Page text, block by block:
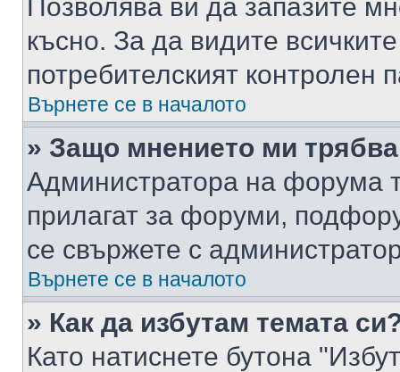
Позволява ви да запазите
късно. За да видите
потребителският контролен
Върнете се в началото
» Защо мнението ми
Администратора на форума
прилагат за форуми,
се свържете с
Върнете се в началото
» Как да избутам темата
Като натиснете бутона